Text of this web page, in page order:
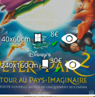
40x60cm
8€
✔
240x160cm
30€
✔